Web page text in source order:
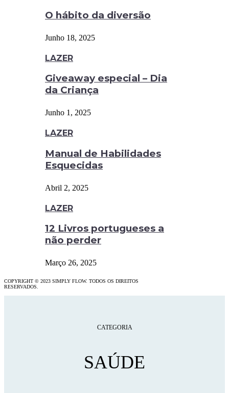
O hábito da diversão
Junho 18, 2025
LAZER
Giveaway especial – Dia
da Criança
Junho 1, 2025
LAZER
Manual de Habilidades
Esquecidas
Abril 2, 2025
LAZER
12 Livros portugueses a
não perder
Março 26, 2025
COPYRIGHT © 2023 SIMPLY FLOW. TODOS OS DIREITOS
RESERVADOS.
CATEGORIA
SAÚDE